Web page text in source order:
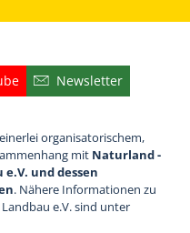
auf Facebook
Sie den
Abonnieren Sie
Newsletter
organisatorischem,
mit Naturland -
und dessen
. Nähere Informationen zu
e.V. sind unter